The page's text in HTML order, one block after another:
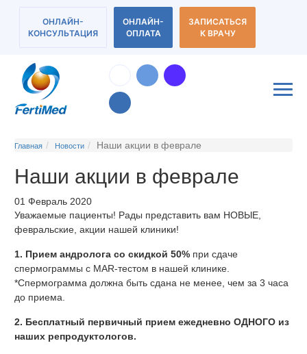
ОНЛАЙН-
КОНСУЛЬТАЦИЯ
ОНЛАЙН-
ОПЛАТА
ЗАПИСАТЬСЯ
К ВРАЧУ
Главная Новости Наши акции в феврале
Наши акции в феврале
01 Февраль 2020
Уважаемые пациенты! Рады представить вам НОВЫЕ,
февральские, акции нашей клиники!
1. Прием андролога со скидкой 50% при сдаче
спермограммы с МAR-тестом в нашей клинике.
*Спермограмма должна быть сдана не менее, чем за 3 часа
до приема.
2. Бесплатный первичный прием ежедневно ОДНОГО из
наших репродуктологов.